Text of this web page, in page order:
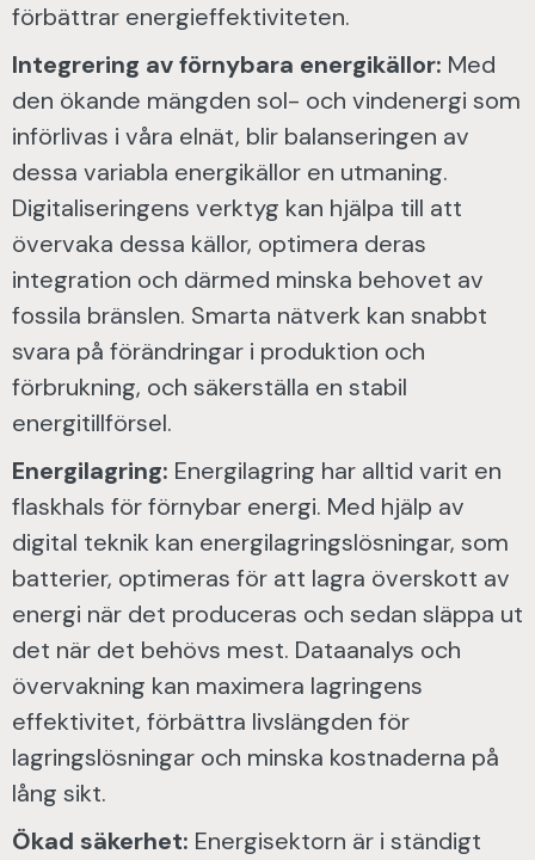
förbättrar energieffektiviteten.
Integrering av förnybara energikällor: Med
den ökande mängden sol- och vindenergi som
införlivas i våra elnät, blir balanseringen av
dessa variabla energikällor en utmaning.
Digitaliseringens verktyg kan hjälpa till att
övervaka dessa källor, optimera deras
integration och därmed minska behovet av
fossila bränslen. Smarta nätverk kan snabbt
svara på förändringar i produktion och
förbrukning, och säkerställa en stabil
energitillförsel.
Energilagring: Energilagring har alltid varit en
flaskhals för förnybar energi. Med hjälp av
digital teknik kan energilagringslösningar, som
batterier, optimeras för att lagra överskott av
energi när det produceras och sedan släppa ut
det när det behövs mest. Dataanalys och
övervakning kan maximera lagringens
effektivitet, förbättra livslängden för
lagringslösningar och minska kostnaderna på
lång sikt.
Ökad säkerhet: Energisektorn är i ständigt